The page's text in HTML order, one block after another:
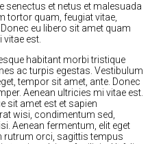
senectus et netus et malesuada
tortor quam, feugiat vitae,
eu libero sit amet quam
est.
habitant morbi tristique
ac turpis egestas. Vestibulum
tempor sit amet, ante. Donec
Aenean ultricies mi vitae est.
sit amet est et sapien
wisi, condimentum sed,
Aenean fermentum, elit eget
orci, sagittis tempus